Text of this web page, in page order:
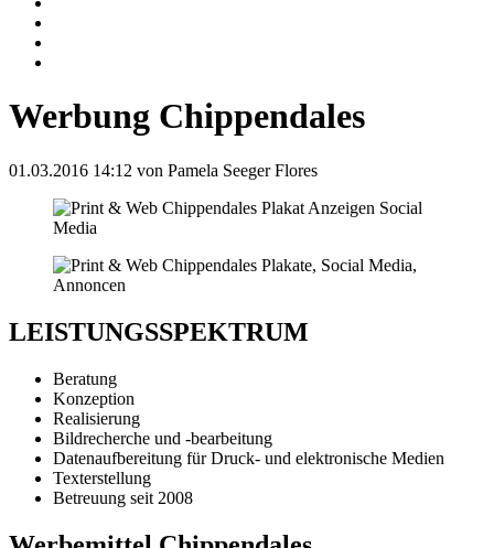
Werbung Chippendales
01.03.2016 14:12 von Pamela Seeger Flores
LEISTUNGSSPEKTRUM
Beratung
Konzeption
Realisierung
Bildrecherche und -bearbeitung
Datenaufbereitung für Druck- und elektronische Medien
Texterstellung
Betreuung seit 2008